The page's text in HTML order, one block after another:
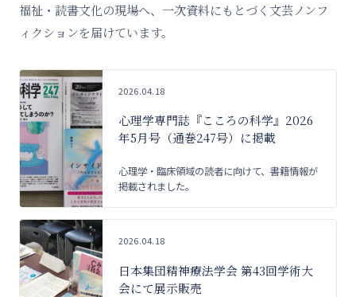
福祉・読書文化の現場へ、一次資料にもとづく文芸ノンフ
ィクションを届けています。
2026.04.18
心理学専門誌『こころの科学』2026
年5月号（通巻247号）に掲載
心理学・臨床領域の読者に向けて、書籍情報が
掲載されました。
2026.04.18
日本集団精神療法学会 第43回学術大
会にて展示販売